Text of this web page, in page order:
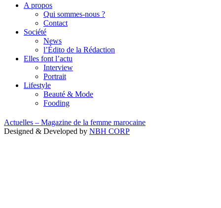
A propos
Qui sommes-nous ?
Contact
Société
News
l’Édito de la Rédaction
Elles font l’actu
Interview
Portrait
Lifestyle
Beauté & Mode
Fooding
Actuelles – Magazine de la femme marocaine
Designed & Developed by NBH CORP